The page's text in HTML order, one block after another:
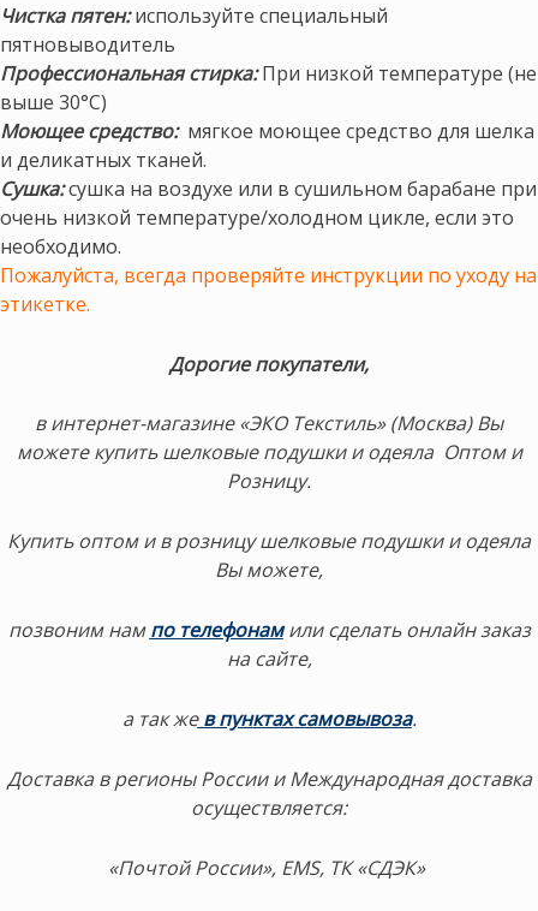
Чистка пятен:используйте специальный
пятновыводитель
Профессиональная стирка:При низкой температуре (не
выше 30°С)
Моющее средство:мягкое моющее средство для шелка
и деликатных тканей.
Сушка:сушка на воздухе или в сушильном барабане при
очень низкой температуре/холодном цикле, если это
необходимо.
Пожалуйста, всегда проверяйте инструкции по уходу на
этикетке.
Дорогие покупатели,
в интернет-магазине «ЭКО Текстиль» (Москва) Вы
можете купить шелковые подушки и одеяла Оптом и
Розницу.
Купить оптом и в розницу шелковые подушки и одеяла
Вы можете,
позвоним нампо телефонамили сделать онлайн заказ
на сайте,
а так жев пунктах самовывоза.
Доставка в регионы России и Международная доставка
осуществляется:
«Почтой России», EMS, ТК «СДЭК»